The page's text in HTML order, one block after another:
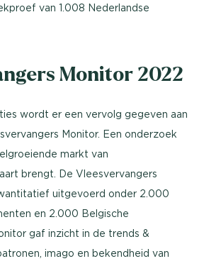
van 1.008 Nederlandse
Monitor 2022
wordt er een vervolg gegeven aan
Monitor. Een onderzoek
markt van
brengt. De Vleesvervangers
uitgevoerd onder 2.000
en 2.000 Belgische
gaf inzicht in de trends &
imago en bekendheid van